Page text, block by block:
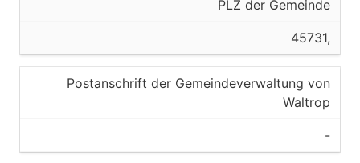
PLZ der Gemeinde
45731,
Postanschrift der Gemeindeverwaltung von
Waltrop
-